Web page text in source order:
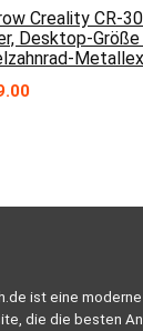
Creality CR-
Desktop-
ist eine
die die besten